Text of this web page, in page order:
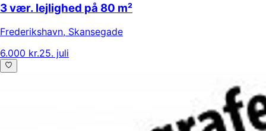
3 vær. lejlighed på 80 m²
Frederikshavn, Skansegade
6.000 kr.25. juli